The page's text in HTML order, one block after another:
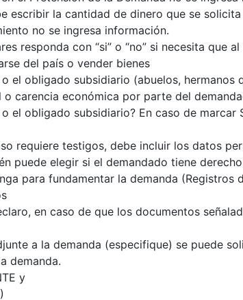
escribir la cantidad de dinero que se solicita
no se ingresa información.
responda con “si” o “no” si necesita que
del país o vender bienes
el obligado subsidiario (abuelos, hermanos
carencia económica por parte del
el obligado subsidiario? En caso de
requiere testigos, debe incluir los datos
puede elegir si el demandado tiene
para fundamentar la demanda (Registros
en caso de que los documentos
a la demanda (especifique) se puede
demanda.
y